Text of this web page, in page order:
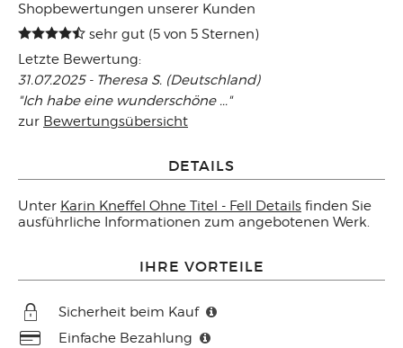
Shopbewertungen unserer Kunden
sehr gut (5 von 5 Sternen)
Letzte Bewertung:
31.07.2025 - Theresa S. (Deutschland)
"Ich habe eine wunderschöne ..."
zur Bewertungsübersicht
DETAILS
Unter Karin Kneffel Ohne Titel - Fell Details finden Sie
ausführliche Informationen zum angebotenen Werk.
IHRE VORTEILE
Sicherheit beim Kauf
Einfache Bezahlung